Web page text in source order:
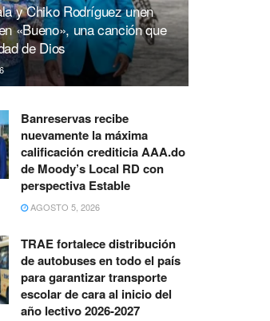
y Chiko Rodríguez unen
«Bueno», una canción que
de Dios
Banreservas recibe
nuevamente la máxima
calificación crediticia AAA.do
de Moody’s Local RD con
perspectiva Estable
AGOSTO 5, 2026
TRAE fortalece distribución
de autobuses en todo el país
para garantizar transporte
escolar de cara al inicio del
año lectivo 2026-2027